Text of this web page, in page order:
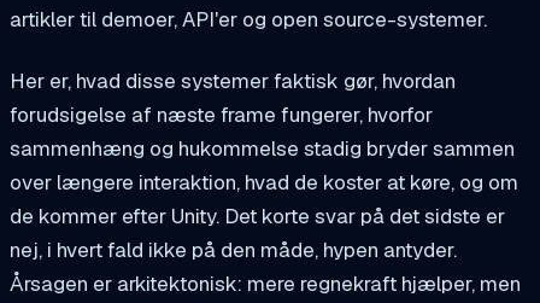
artikler til demoer, API'er og open source-systemer.
Her er, hvad disse systemer faktisk gør, hvordan
forudsigelse af næste frame fungerer, hvorfor
sammenhæng og hukommelse stadig bryder sammen
over længere interaktion, hvad de koster at køre, og om
de kommer efter Unity. Det korte svar på det sidste er
nej, i hvert fald ikke på den måde, hypen antyder.
Årsagen er arkitektonisk: mere regnekraft hjælper, men